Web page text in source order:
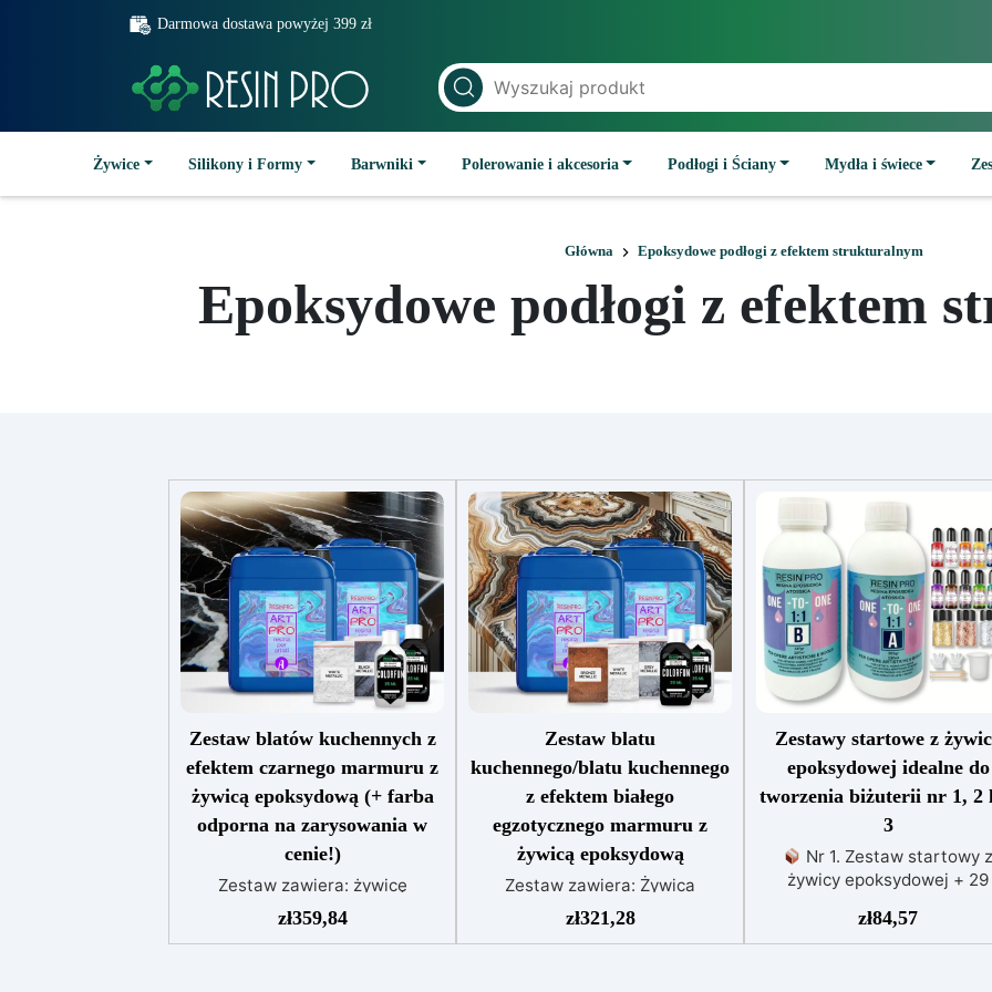
Darmowa dostawa powyżej 399 zł
Żywice Silikony i Formy Barwniki Polerowanie i akcesoria Podłogi i Ściany Mydła i świece
Główna Epoksydowe podłogi z efektem strukturalnym
Epoksydowe podłogi z efektem
Zestaw blatów kuchennych z
efektem czarnego marmuru z
żywicą epoksydową (+ farba
odporna na zarysowania w
cenie!)
Zestaw zawiera: żywicę
epoksydową Art Pro pigment
Sahara biały pigment Sahara
zł359,84
Zestaw blatu
kuchennego/blatu kuchennego
z efektem białego
egzotycznego marmuru z
żywicą epoksydową
Zestaw zawiera: Żywica
epoksydowa Art Pro Pigment
Sahara biały Pigment Sahara
zł321,28
Zestawy startowe z
epoksydowej idealne do
tworzenia biżuterii nr 1, 2
3
Nr 1. Zestaw startowy z
żywicy epoksydowej + 29
żywicy epoksydowej One to
+ 29 przydatnych
zł84,57